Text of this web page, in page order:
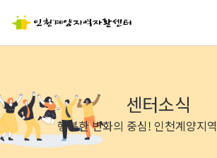
센터소식
행복한 변화의 중심! 인천계양지